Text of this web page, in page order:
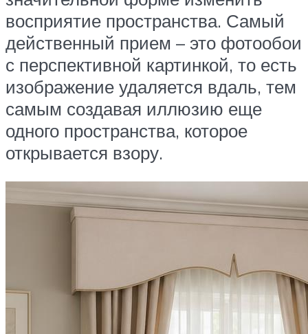
восприятие пространства. Самый
действенный прием – это фотообои
с перспективной картинкой, то есть
изображение удаляется вдаль, тем
самым создавая иллюзию еще
одного пространства, которое
открывается взору.